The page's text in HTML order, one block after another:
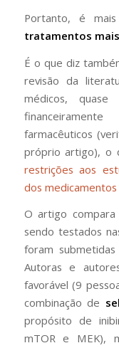
Portanto, é
tratamentos
É o que diz
revisão da
médicos,
farmacêuticos
próprio artigo), o
restrições aos
dos
O artigo compara
sendo testados
foram
Autoras e
favorável (9
combinação de
propósito de
mTOR e MEK),